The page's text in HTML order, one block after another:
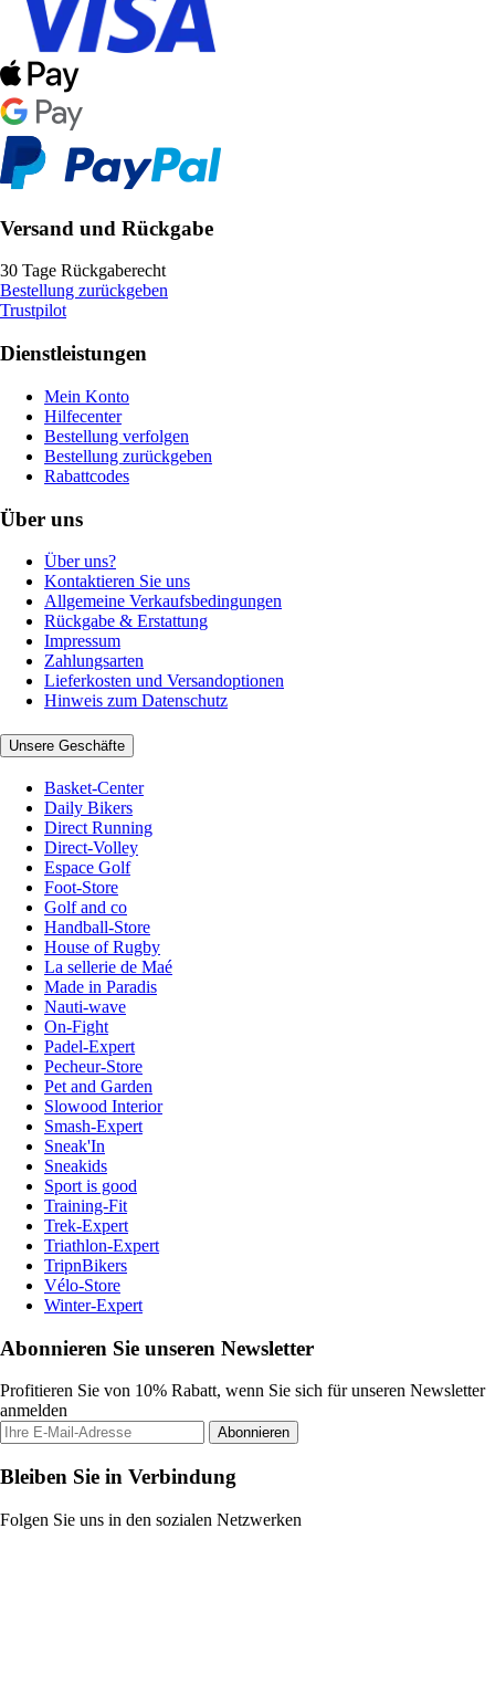
Versand und Rückgabe
30 Tage Rückgaberecht
Bestellung zurückgeben
Trustpilot
Dienstleistungen
Mein Konto
Hilfecenter
Bestellung verfolgen
Bestellung zurückgeben
Rabattcodes
Über uns
Über uns?
Kontaktieren Sie uns
Allgemeine Verkaufsbedingungen
Rückgabe & Erstattung
Impressum
Zahlungsarten
Lieferkosten und Versandoptionen
Hinweis zum Datenschutz
Unsere Geschäfte
Basket-Center
Daily Bikers
Direct Running
Direct-Volley
Espace Golf
Foot-Store
Golf and co
Handball-Store
House of Rugby
La sellerie de Maé
Made in Paradis
Nauti-wave
On-Fight
Padel-Expert
Pecheur-Store
Pet and Garden
Slowood Interior
Smash-Expert
Sneak'In
Sneakids
Sport is good
Training-Fit
Trek-Expert
Triathlon-Expert
TripnBikers
Vélo-Store
Winter-Expert
Abonnieren Sie unseren Newsletter
Profitieren Sie von 10% Rabatt, wenn Sie sich für unseren Newsletter
anmelden
Abonnieren
Bleiben Sie in Verbindung
Folgen Sie uns in den sozialen Netzwerken